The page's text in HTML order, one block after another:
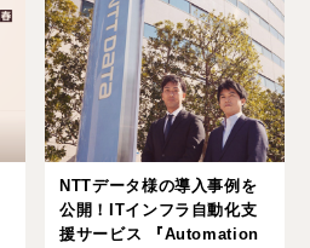
NTTデータ様の導入事例を
公開！ITインフラ自動化支
援サービス 『Automation